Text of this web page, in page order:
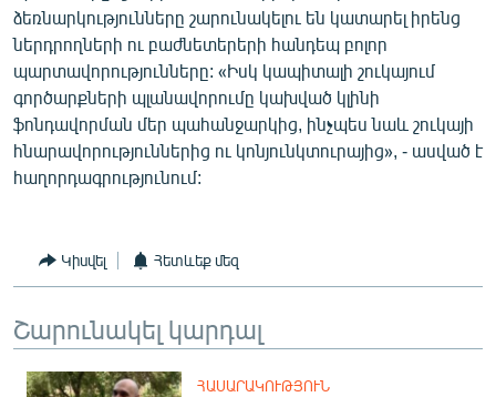
«Ազատության» բոլոր կայքերը
ձեռնարկությունները շարունակելու են կատարել իրենց
ներդրողների ու բաժնետերերի հանդեպ բոլոր
պարտավորությունները: «Իսկ կապիտալի շուկայում
գործարքների պլանավորումը կախված կլինի
ֆոնդավորման մեր պահանջարկից, ինչպես նաև շուկայի
հնարավորություններից ու կոնյունկտուրայից», - ասված է
հաղորդագրությունում:
Կիսվել Հետևեք մեզ
Շարունակել կարդալ
ՀԱՍԱՐԱԿՈՒԹՅՈՒՆ